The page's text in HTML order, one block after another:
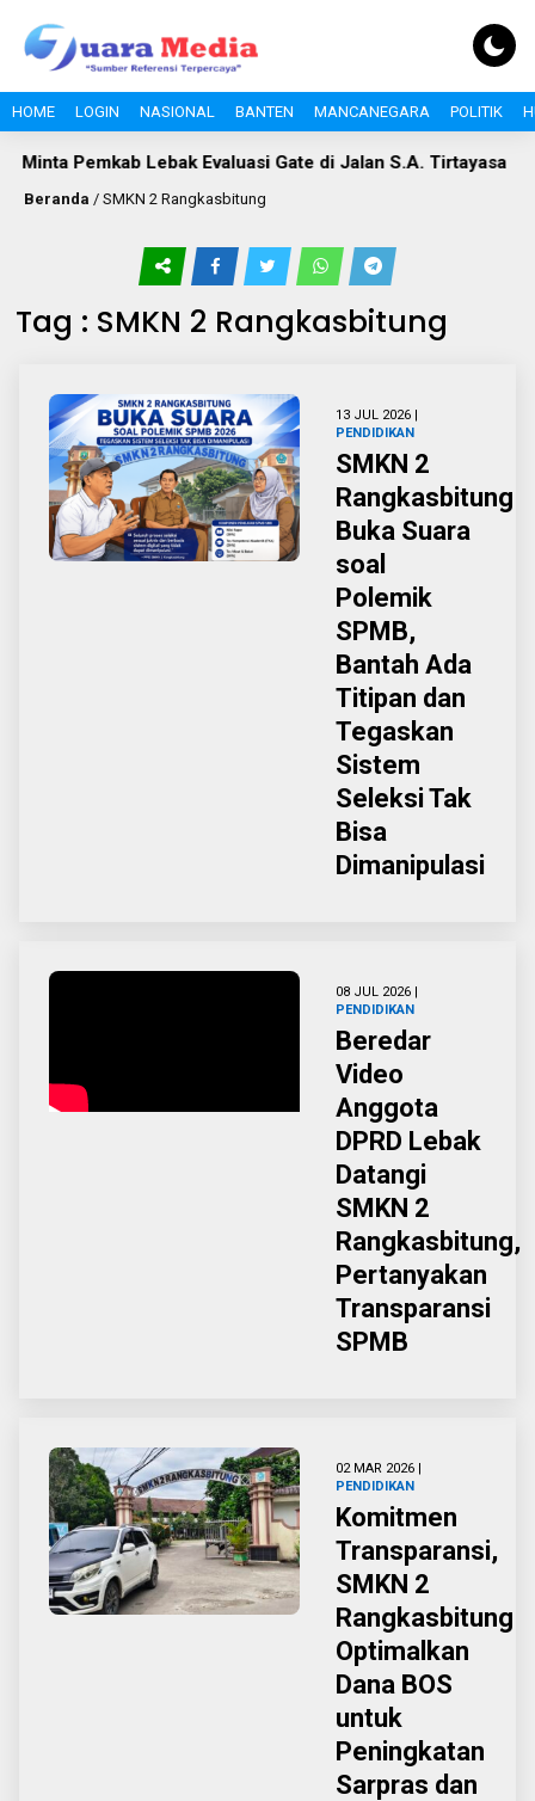
HOME LOGIN NASIONAL BANTEN MANCANEGARA POLITIK
Lebak Evaluasi Gate di Jalan S.A. Tirtayasa
Beranda / SMKN 2 Rangkasbitung
Tag : SMKN 2 Rangkasbitung
13 JUL 2026 |
PENDIDIKAN
SMKN 2
Rangkasbitung
Buka Suara
soal
Polemik
SPMB,
Bantah Ada
Titipan dan
Tegaskan
Sistem
Seleksi Tak
Bisa
Dimanipulasi
08 JUL 2026 |
PENDIDIKAN
Beredar
Video
Anggota
DPRD Lebak
Datangi
SMKN 2
Rangkasbitung,
Pertanyakan
Transparansi
SPMB
02 MAR 2026 |
PENDIDIKAN
Komitmen
Transparansi,
SMKN 2
Rangkasbitung
Optimalkan
Dana BOS
untuk
Peningkatan
Sarpras dan